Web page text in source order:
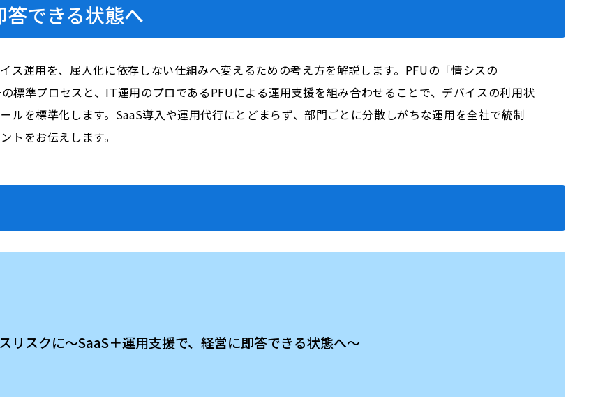
答できる状態へ
ス運用を、属人化に依存しない仕組みへ変えるための考え方を解説します。PFUの「情シスの
標準プロセスと、IT運用のプロであるPFUによる運用支援を組み合わせることで、デバイスの利用状
ルを標準化します。SaaS導入や運用代行にとどまらず、部門ごとに分散しがちな運用を全社で統制
トをお伝えします。
スクに〜SaaS＋運用支援で、経営に即答できる状態へ〜